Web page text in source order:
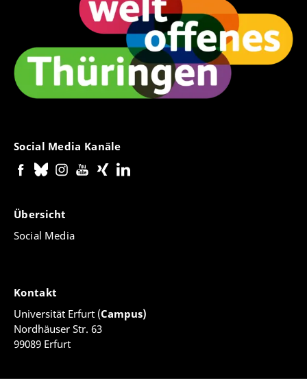
Social Media Kanäle
Übersicht
Social Media
Kontakt
Universität Erfurt (Campus)
Nordhäuser Str. 63
99089 Erfurt